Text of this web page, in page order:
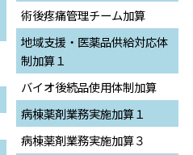
術後疼痛管理チーム加算
地域支援・医薬品供給対応体
制加算１
バイオ後続品使用体制加算
病棟薬剤業務実施加算１
病棟薬剤業務実施加算３